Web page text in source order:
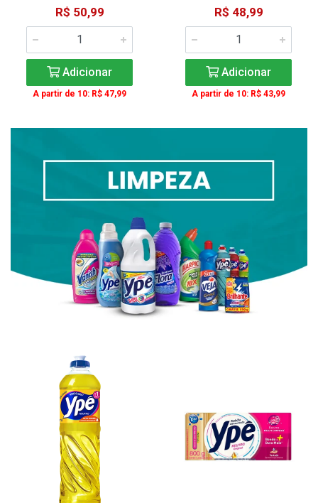
R$ 50,99
Adicionar
A partir de 10: R$ 47,99
R$ 48,99
Adicionar
A partir de 10: R$ 43,99